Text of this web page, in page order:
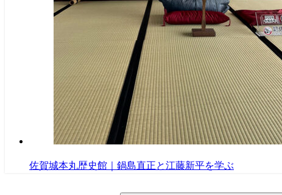
佐賀城本丸歴史館｜鍋島直正と江藤新平を学ぶ